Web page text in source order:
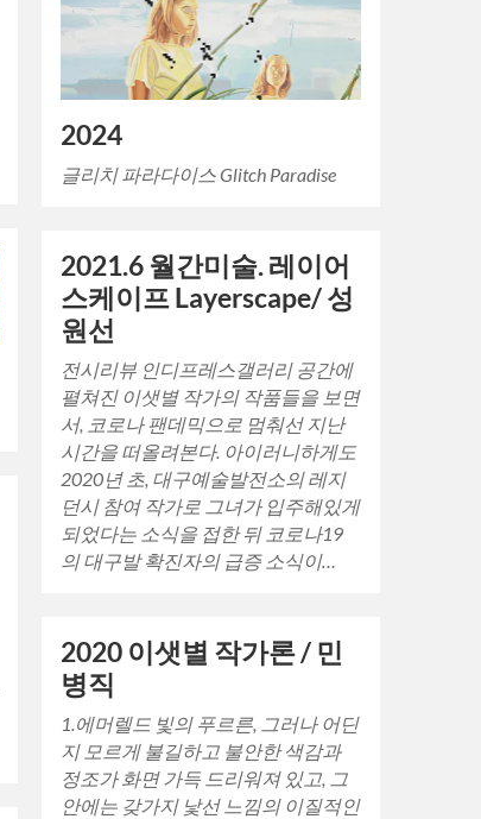
2024
글리치 파라다이스 Glitch Paradise
2021.6 월간미술. 레이어
스케이프 Layerscape/ 성
원선
전시리뷰 인디프레스갤러리 공간에
펼쳐진 이샛별 작가의 작품들을 보면
서, 코로나 팬데믹으로 멈춰선 지난
시간을 떠올려본다. 아이러니하게도
2020년 초, 대구예술발전소의 레지
던시 참여 작가로 그녀가 입주해있게
되었다는 소식을 접한 뒤 코로나19
의 대구발 확진자의 급증 소식이…
2020 이샛별 작가론 / 민
병직
1.에머렐드 빛의 푸르른, 그러나 어딘
지 모르게 불길하고 불안한 색감과
정조가 화면 가득 드리워져 있고, 그
안에는 갖가지 낯선 느낌의 이질적인